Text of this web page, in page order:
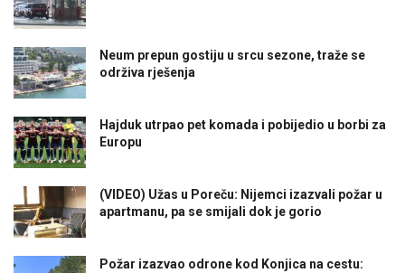
Neum prepun gostiju u srcu sezone, traže se
održiva rješenja
Hajduk utrpao pet komada i pobijedio u borbi za
Europu
(VIDEO) Užas u Poreču: Nijemci izazvali požar u
apartmanu, pa se smijali dok je gorio
Požar izazvao odrone kod Konjica na cestu: